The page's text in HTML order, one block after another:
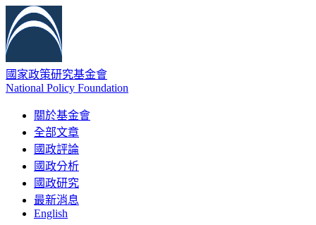
國家政策研究基金會
National Policy Foundation
關於基金會
全部文章
國政評論
國政分析
國政研究
最新消息
English